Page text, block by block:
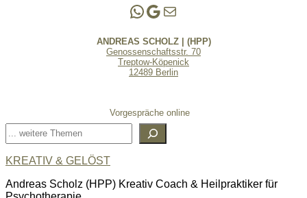
Andreas Scholz | (HPP)
Praxis Adlershof
E-Mail an mich ...
ANDREAS SCHOLZ | (HPP)
Genossenschaftsstr. 70
Treptow-Köpenick
12489 Berlin
Vorgespräche online
Suchen
KREATIV & GELÖST
Andreas Scholz (HPP) Kreativ Coach & Heilpraktiker für